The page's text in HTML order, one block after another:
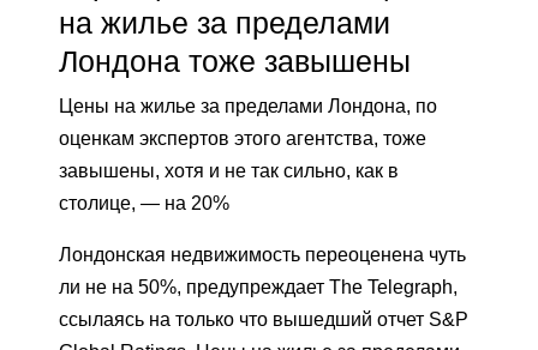
на жилье за пределами
Лондона тоже завышены
Цены на жилье за пределами Лондона, по
оценкам экспертов этого агентства, тоже
завышены, хотя и не так сильно, как в
столице, — на 20%
Лондонская недвижимость переоценена чуть
ли не на 50%, предупреждает The Telegraph,
ссылаясь на только что вышедший отчет S&P